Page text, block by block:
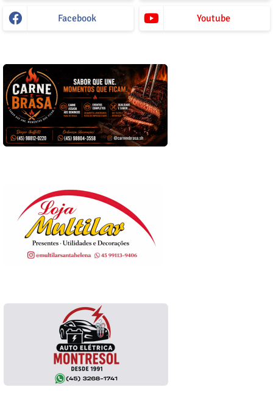
Facebook Youtube